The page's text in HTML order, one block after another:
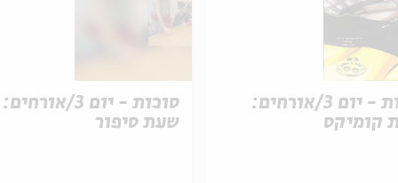
סוכות - יום 3/אורחים:
קומיקס
סוכות - יום 3/אורחים:
שעת סיפור